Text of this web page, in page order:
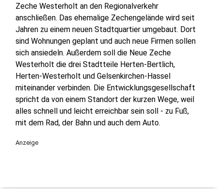
Zeche Westerholt an den Regionalverkehr
anschließen. Das ehemalige Zechengelände wird seit
Jahren zu einem neuen Stadtquartier umgebaut. Dort
sind Wohnungen geplant und auch neue Firmen sollen
sich ansiedeln. Außerdem soll die Neue Zeche
Westerholt die drei Stadtteile Herten-Bertlich,
Herten-Westerholt und Gelsenkirchen-Hassel
miteinander verbinden. Die Entwicklungsgesellschaft
spricht da von einem Standort der kurzen Wege, weil
alles schnell und leicht erreichbar sein soll - zu Fuß,
mit dem Rad, der Bahn und auch dem Auto.
Anzeige